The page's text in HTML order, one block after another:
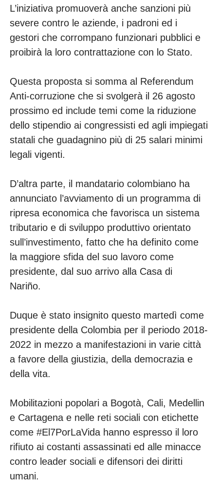
L’iniziativa promuoverà anche sanzioni più
severe contro le aziende, i padroni ed i
gestori che corrompano funzionari pubblici e
proibirà la loro contrattazione con lo Stato.
Questa proposta si somma al Referendum
Anti-corruzione che si svolgerà il 26 agosto
prossimo ed include temi come la riduzione
dello stipendio ai congressisti ed agli impiegati
statali che guadagnino più di 25 salari minimi
legali vigenti.
D’altra parte, il mandatario colombiano ha
annunciato l’avviamento di un programma di
ripresa economica che favorisca un sistema
tributario e di sviluppo produttivo orientato
sull’investimento, fatto che ha definito come
la maggiore sfida del suo lavoro come
presidente, dal suo arrivo alla Casa di
Nariño.
Duque è stato insignito questo martedì come
presidente della Colombia per il periodo 2018-
2022 in mezzo a manifestazioni in varie città
a favore della giustizia, della democrazia e
della vita.
Mobilitazioni popolari a Bogotà, Cali, Medellin
e Cartagena e nelle reti sociali con etichette
come #El7PorLaVida hanno espresso il loro
rifiuto ai costanti assassinati ed alle minacce
contro leader sociali e difensori dei diritti
umani.